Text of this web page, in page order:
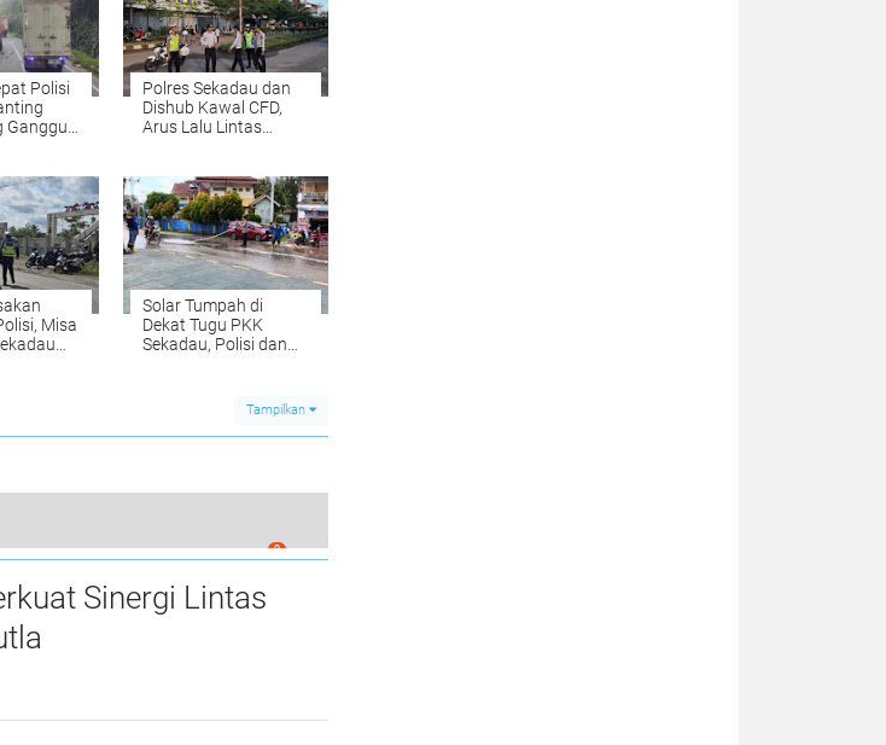
Polisi
Ganggu
Polres Sekadau dan
Dishub Kawal CFD,
Arus Lalu Lintas
Misa
Solar Tumpah di
Dekat Tugu PKK
Sekadau, Polisi dan
Tampilkan
Saat Patroli Malam
0
Sinergi Lintas